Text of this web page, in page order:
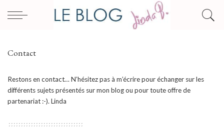
Contact
Restons en contact… N’hésitez pas à m’écrire pour échanger sur les
différents sujets présentés sur mon blog ou pour toute offre de
partenariat :-). Linda